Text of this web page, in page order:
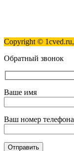
Copyright ©
Обратный звонок
Ваше имя
Ваш номер телефона